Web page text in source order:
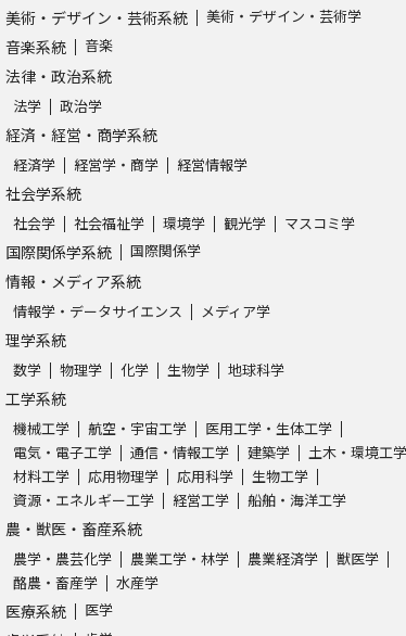
美術・デザイン・芸術系統 美術・デザイン・芸術学
音楽系統 音楽
法律・政治系統
法学 政治学
経済・経営・商学系統
経済学 経営学・商学 経営情報学
社会学系統
社会学 社会福祉学 環境学 観光学 マスコミ学
国際関係学系統 国際関係学
情報・メディア系統
情報学・データサイエンス メディア学
理学系統
数学 物理学 化学 生物学 地球科学
工学系統
機械工学 航空・宇宙工学
医用工学・生体工学
電気・電子工学
通信・情報工学 建築学
土木・環境工学
材料工学
応用物理学 応用科学
生物工学
資源・エネルギー工学
経営工学 船舶・海洋工学
農・獣医・畜産系統
農学・農芸化学 農業工学・林学 農業経済学
獣医学
酪農・畜産学
水産学
医療系統 医学